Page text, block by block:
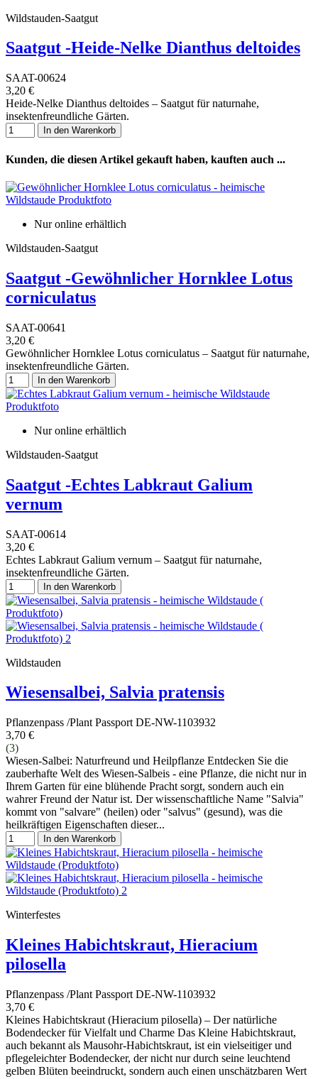
Wildstauden-Saatgut
Saatgut -Heide-Nelke Dianthus deltoides
SAAT-00624
3,20 €
Heide-Nelke Dianthus deltoides – Saatgut für naturnahe,
insektenfreundliche Gärten.
In den Warenkorb
Kunden, die diesen Artikel gekauft haben, kauften auch ...
Nur online erhältlich
Wildstauden-Saatgut
Saatgut -Gewöhnlicher Hornklee Lotus
corniculatus
SAAT-00641
3,20 €
Gewöhnlicher Hornklee Lotus corniculatus – Saatgut für naturnahe,
insektenfreundliche Gärten.
In den Warenkorb
Nur online erhältlich
Wildstauden-Saatgut
Saatgut -Echtes Labkraut Galium
vernum
SAAT-00614
3,20 €
Echtes Labkraut Galium vernum – Saatgut für naturnahe,
insektenfreundliche Gärten.
In den Warenkorb
Wildstauden
Wiesensalbei, Salvia pratensis
Pflanzenpass /Plant Passport DE-NW-1103932
3,70 €
(3)
Wiesen-Salbei: Naturfreund und Heilpflanze Entdecken Sie die
zauberhafte Welt des Wiesen-Salbeis - eine Pflanze, die nicht nur in
Ihrem Garten für eine blühende Pracht sorgt, sondern auch ein
wahrer Freund der Natur ist. Der wissenschaftliche Name "Salvia"
kommt von "salvare" (heilen) oder "salvus" (gesund), was die
heilkräftigen Eigenschaften dieser...
In den Warenkorb
Winterfestes
Kleines Habichtskraut, Hieracium
pilosella
Pflanzenpass /Plant Passport DE-NW-1103932
3,70 €
Kleines Habichtskraut (Hieracium pilosella) – Der natürliche
Bodendecker für Vielfalt und Charme Das Kleine Habichtskraut,
auch bekannt als Mausohr-Habichtskraut, ist ein vielseitiger und
pflegeleichter Bodendecker, der nicht nur durch seine leuchtend
gelben Blüten beeindruckt, sondern auch einen unschätzbaren Wert